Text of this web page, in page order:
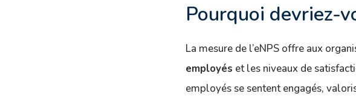
Pourquoi devriez-
La mesure de l’eNPS offre aux
employés et les niveaux de
employés se sentent engagés,